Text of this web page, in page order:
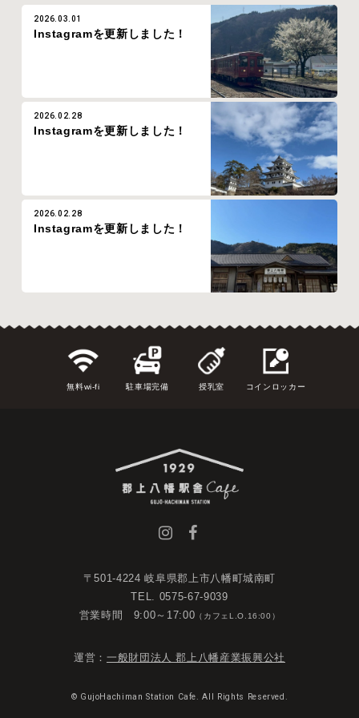
2026.03.01
Instagramを更新しました！
2026.02.28
Instagramを更新しました！
2026.02.28
Instagramを更新しました！
無料wi-fi 駐車場完備 授乳室 コインロッカー
〒501-4224 岐阜県郡上市八幡町城南町
TEL. 0575-67-9039
営業時間 9:00～17:00 （カフェL.O.16:00）
運営： 一般財団法人 郡上八幡産業振興公社
© GujoHachiman Station Cafe. All Rights Reserved.